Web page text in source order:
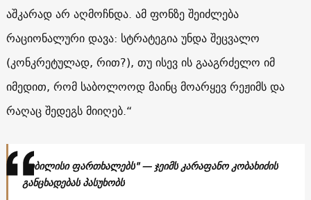
აშკარად არ აღმოჩნდა. ამ ფონზე შეიძლება
რაციონალური დავა: სტრატეგია უნდა შეცვალო
(კონკრეტულად, რით?), თუ ისევ ის გააგრძელო იმ
იმედით, რომ საბოლოოდ მაინც მოარყევ რეჟიმს და
რაღაც შედეგს მიიღებ.“
"თბილისი ფართხალებს" — ჯეიმს კარაფანო კობახიძის
განცხადებას პასუხობს